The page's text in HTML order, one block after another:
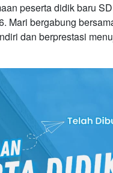
peserta didik baru
Mari bergabung
dan berprestasi